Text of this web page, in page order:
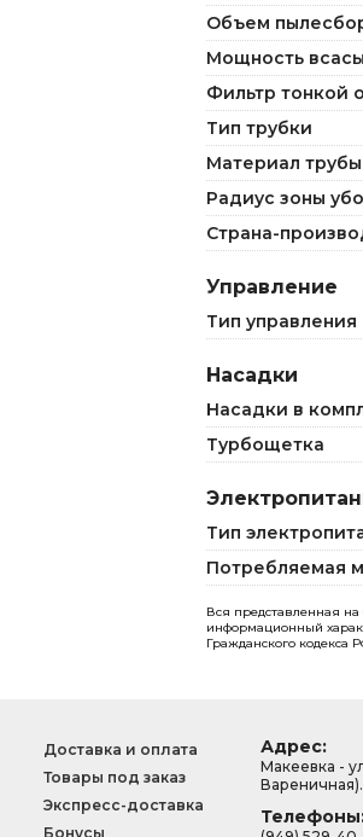
Объем
Мощность
Фильтр тонкой
Тип трубки
Материал трубы
Радиус зоны
Страна-
Управление
Тип управления
Насадки
Насадки в
Турбощетка
Тип
Потребляемая
Вся представленная на
информационный
Гражданского кодекса
Доставка и оплата
Товары под заказ
Экспресс-доставка
Бонусы
Адрес:
Макеевка -
Вареничная).